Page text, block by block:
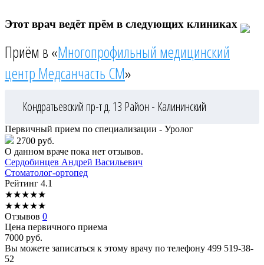
Этот врач ведёт прём в следующих клиниках
Приём в «Многопрофильный медицинский
центр Медсанчасть СМ»
Кондратьевский пр-т д. 13 Район - Калининский
Первичный прием по специализации - Уролог
2700 руб.
О данном враче пока нет отзывов.
Сердобинцев Андрей Васильевич
Стоматолог-ортопед
Рейтинг 4.1
★★★★★
★★★★★
Отзывов 0
Цена первичного приема
7000 руб.
Вы можете записаться к этому врачу по телефону 499 519-38-
52